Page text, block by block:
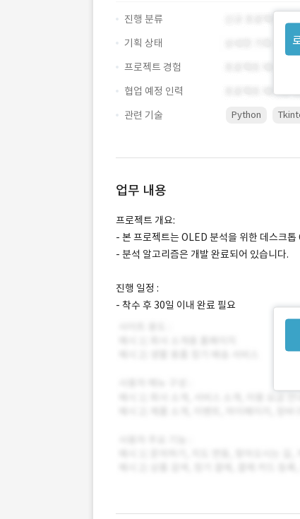
진행 분류
기획 상태
프로젝트 경험
협업 예정 인력
관련 기술
Python
업무 내용
프로젝트 개요:
- 본 프로젝트는 OLED 분석을 위한 데스크
- 분석 알고리즘은 개발 완료되어 있습니다.
진행 일정 :
- 착수 후 30일 이내 완료 필요